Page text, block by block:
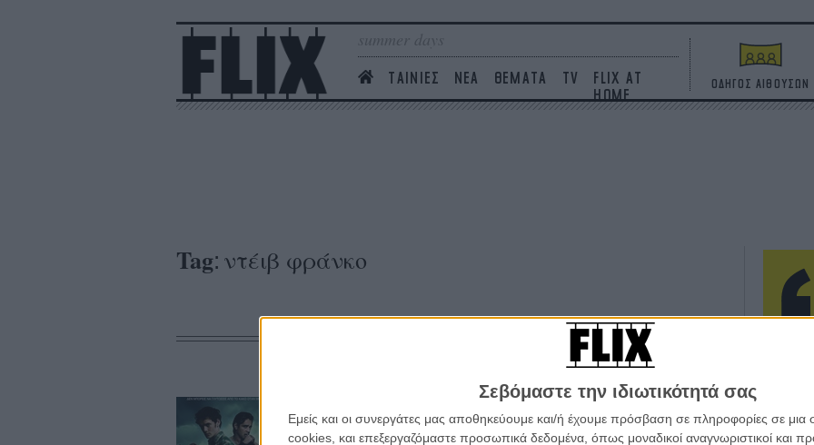
Σεβόμαστε την ιδιωτικότητά σας
Εμείς και οι συνεργάτες μας αποθηκεύουμε και/ή έχουμε πρόσβαση σε πληροφορίες σε
cookies, και επεξεργαζόμαστε προσωπικά δεδομένα, όπως μοναδικοί αναγνωριστικοί και
summer days
ΤΑΙΝΙΕΣ ΝΕΑ ΘΕΜΑΤΑ TV
FLIX AT
HOME
ΟΔΗΓΟΣ ΑΙΘΟΥΣΩΝ
Tag: ντέιβ φράνκο
Η
σε